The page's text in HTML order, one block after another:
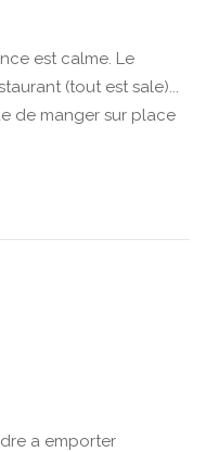
est calme. Le
(tout est sale)...
de manger sur place
a emporter